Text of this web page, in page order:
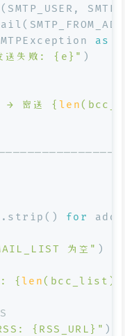
as
送失败: {e} " )
→ 密送 { len
for
为空" )
: { len (bcc_list)}
{RSS_URL} " )